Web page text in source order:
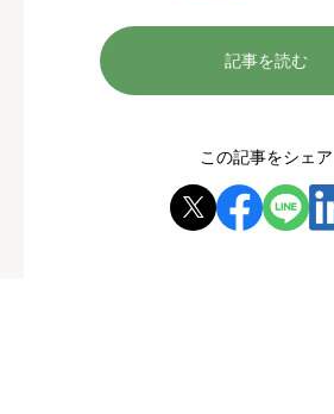
記事を読む
この記事をシェア